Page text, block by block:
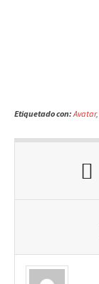
Etiquetado con: Avatar,